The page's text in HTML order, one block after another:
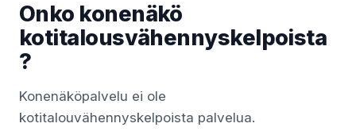
Onko konenäkö
kotitalousvähennyskelpoista
?
Konenäköpalvelu ei ole
kotitalouvähennyskelpoista palvelua.